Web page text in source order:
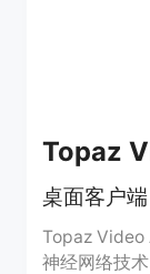
Topaz
桌面客户
Topaz Video
神经网络技